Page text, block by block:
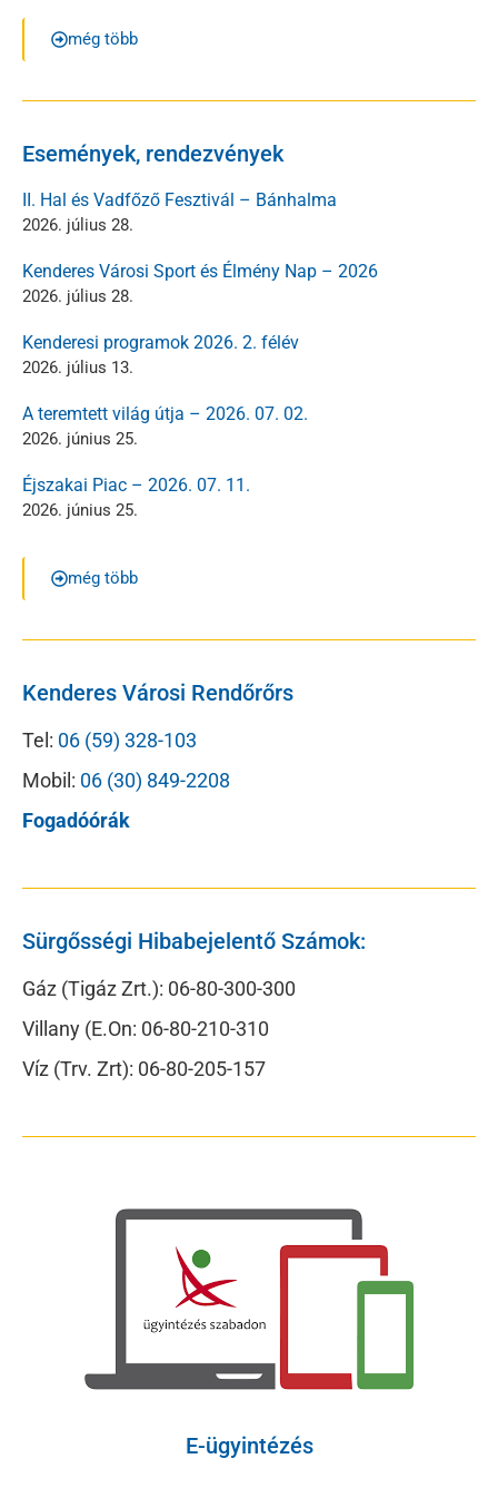
még több
Események, rendezvények
II. Hal és Vadfőző Fesztivál – Bánhalma
2026. július 28.
Kenderes Városi Sport és Élmény Nap – 2026
2026. július 28.
Kenderesi programok 2026. 2. félév
2026. július 13.
A teremtett világ útja – 2026. 07. 02.
2026. június 25.
Éjszakai Piac – 2026. 07. 11.
2026. június 25.
még több
Kenderes Városi Rendőrőrs
Tel: 06 (59) 328-103
Mobil: 06 (30) 849-2208
Fogadóórák
Sürgősségi Hibabejelentő Számok:
Gáz (Tigáz Zrt.): 06-80-300-300
Villany (E.On: 06-80-210-310
Víz (Trv. Zrt): 06-80-205-157
E-ügyintézés